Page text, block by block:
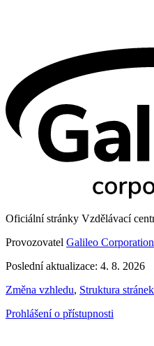
Oficiální stránky Vzdělávací
Provozovatel Galileo
Poslední aktualizace: 4. 8. 2026
Změna vzhledu, Struktura stránek
Prohlášení o přístupnosti